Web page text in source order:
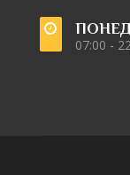
07:00 -